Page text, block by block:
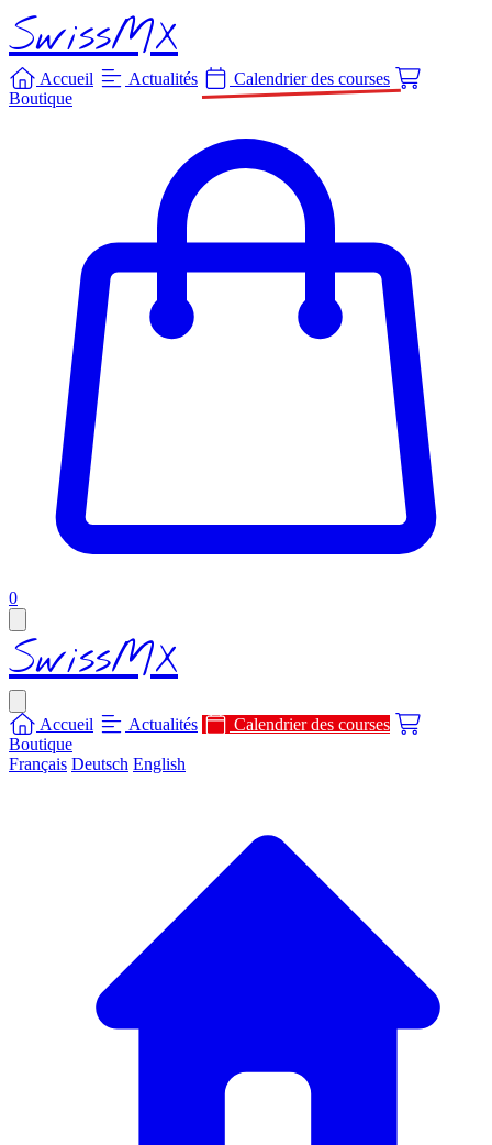
SwissMX
Accueil Actualités
Calendrier des courses
Boutique
0items in cart, view bag
SwissMX
Accueil Actualités
Calendrier des courses
Boutique
Français Deutsch English